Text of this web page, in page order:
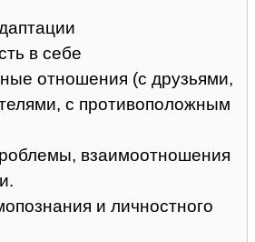
в себе
отношения (с друзьями,
с противоположным
взаимоотношения
и личностного